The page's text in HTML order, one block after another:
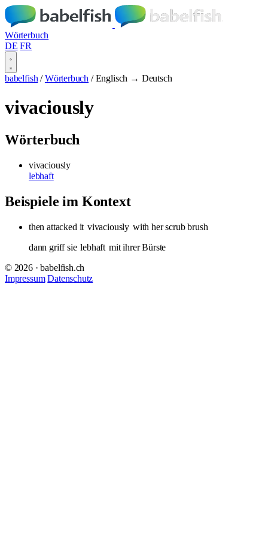
Wörterbuch
DE FR
babelfish / Wörterbuch / Englisch → Deutsch
vivaciously
Wörterbuch
vivaciously
lebhaft
Beispiele im Kontext
then attacked it vivaciously with her scrub brush
dann griff sie lebhaft mit ihrer Bürste
© 2026 · babelfish.ch
Impressum Datenschutz